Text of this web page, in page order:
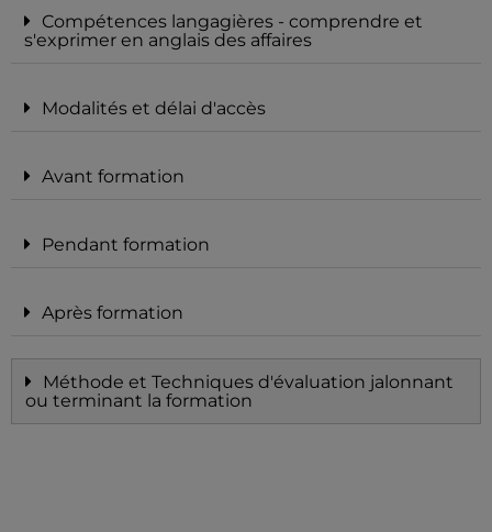
Compétences langagières - comprendre et
s'exprimer en anglais des affaires
Modalités et délai d'accès
Avant formation
Pendant formation
Après formation
Méthode et Techniques d'évaluation jalonnant
ou terminant la formation